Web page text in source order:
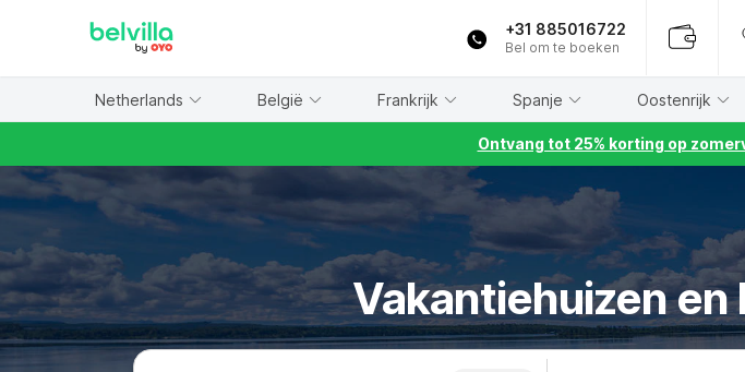
+31 885016722
Bel om te boeken
Netherlands België Frankrijk Spanje Oostenrijk
Ontvang tot 25% korting op
Vakantiehuizen en